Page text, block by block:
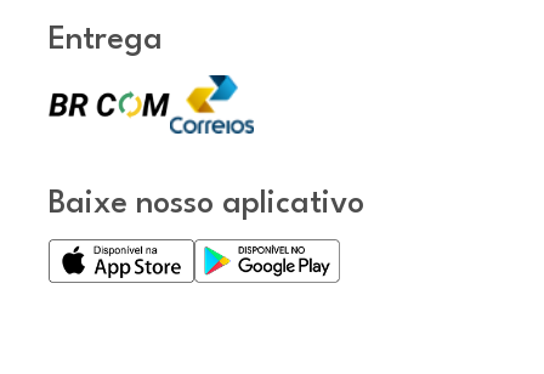
Entrega
Baixe nosso aplicativo